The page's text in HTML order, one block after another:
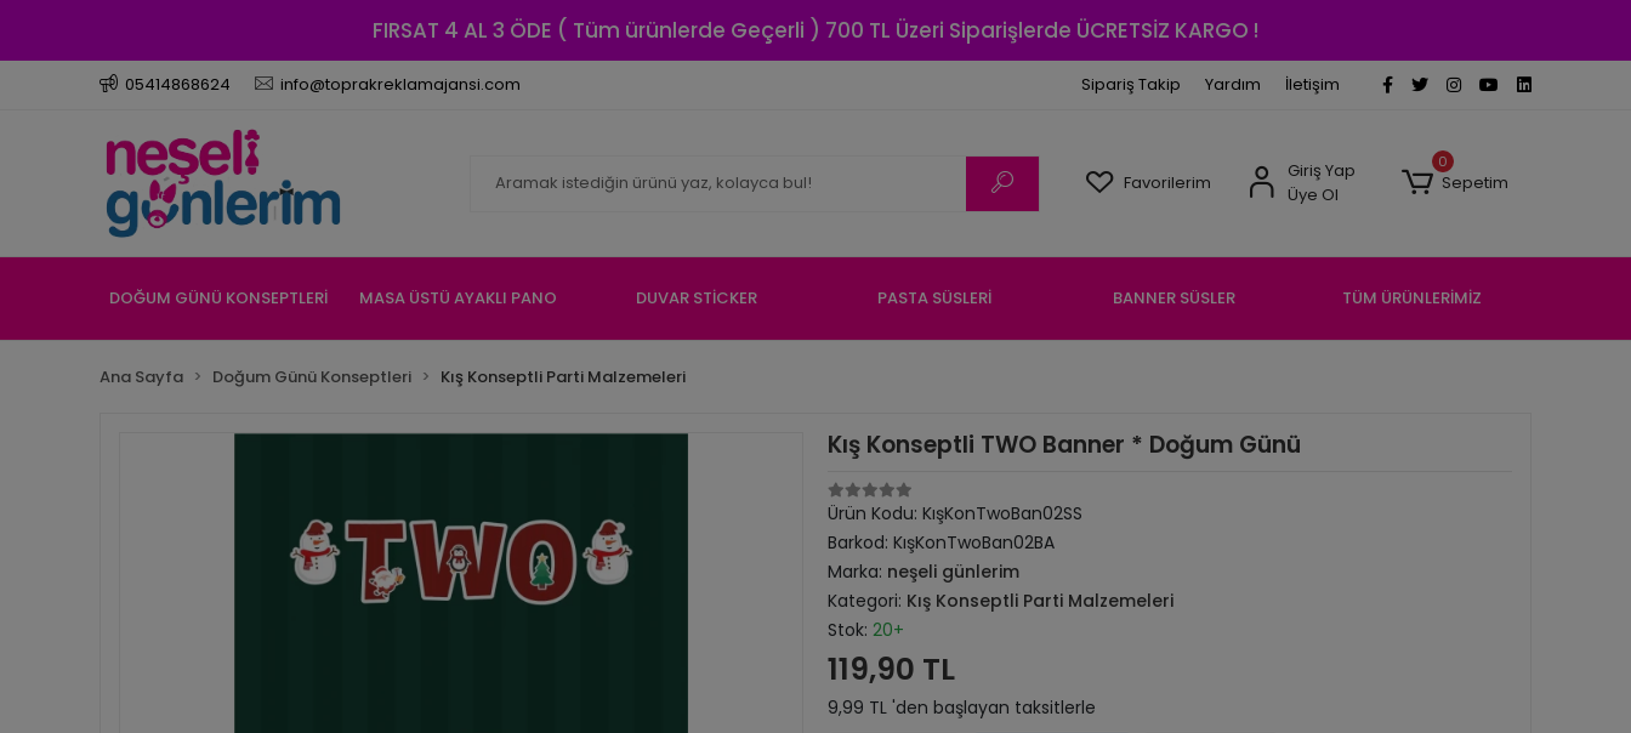
FIRSAT 4 AL 3 ÖDE ( Tüm ürünlerde Geçerli ) 700 TL Üzeri Siparişlerde ÜCRETSİZ KARGO !
05414868624 info@toprakreklamajansi.com Sipariş Takip Yardım İletişim
Favorilerim
Giriş Yap
Üye Ol
0
Sepetim
DOĞUM GÜNÜ KONSEPTLERİ MASA ÜSTÜ AYAKLI PANO DUVAR STİCKER PASTA SÜSLERİ BANNER SÜSLER TÜM ÜRÜNLERİMİZ
Ana Sayfa Doğum Günü Konseptleri Kış Konseptli Parti Malzemeleri
Kış Konseptli TWO Banner * Doğum Günü
Ürün Kodu: KışKonTwoBan02SS
Barkod: KışKonTwoBan02BA
Marka: neşeli günlerim
Kategori: Kış Konseptli Parti Malzemeleri
Stok: 20+
119,90 TL
9,99 TL 'den başlayan taksitlerle